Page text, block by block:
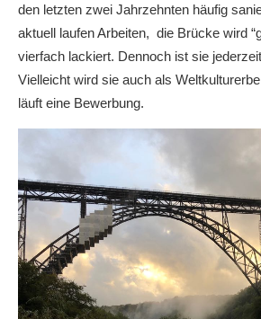
den letzten zwei Jahrzehnten häufig
aktuell laufen Arbeiten, die Brücke wird
vierfach lackiert. Dennoch ist sie
Vielleicht wird sie auch als
läuft eine Bewerbung.